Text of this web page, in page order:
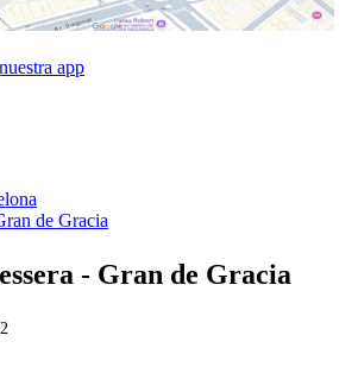
app
de Gracia
- Gran de Gracia